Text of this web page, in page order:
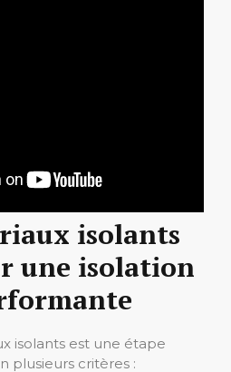
isolants
une isolation
isolants est une étape
plusieurs critères :